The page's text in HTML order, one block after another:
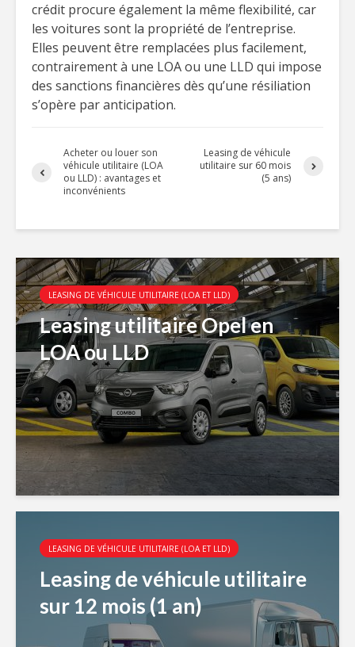
crédit procure également la même flexibilité, car
les voitures sont la propriété de l’entreprise.
Elles peuvent être remplacées plus facilement,
contrairement à une LOA ou une LLD qui impose
des sanctions financières dès qu’une résiliation
s’opère par anticipation.
Acheter ou louer son
véhicule utilitaire (LOA
ou LLD) : avantages et
inconvénients
Leasing de véhicule
utilitaire sur 60 mois
(5 ans)
LEASING DE VÉHICULE UTILITAIRE (LOA ET LLD)
Leasing utilitaire Opel en
LOA ou LLD
LEASING DE VÉHICULE UTILITAIRE (LOA ET LLD)
Leasing de véhicule utilitaire
sur 12 mois (1 an)